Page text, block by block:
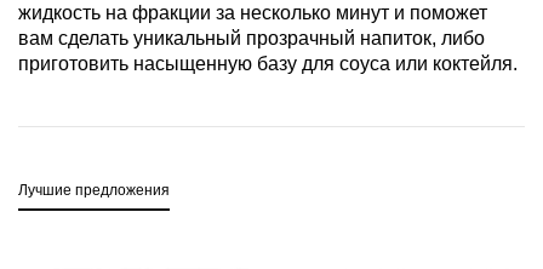
жидкость на фракции за несколько минут и поможет
вам сделать уникальный прозрачный напиток, либо
приготовить насыщенную базу для соуса или коктейля.
Лучшие предложения